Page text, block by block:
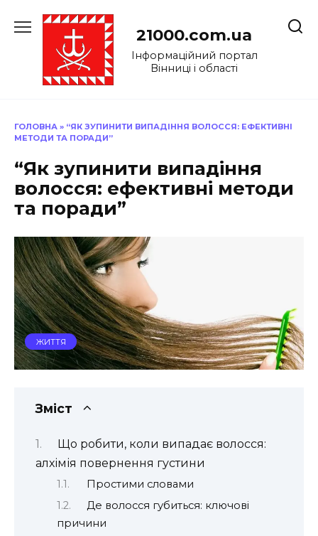
до
21000.com.ua
Інформаційний портал
Вінниці і області
ГОЛОВНА » “ЯК ЗУПИНИТИ ВИПАДІННЯ ВОЛОССЯ: ЕФЕКТИВНІ
МЕТОДИ ТА ПОРАДИ”
“Як зупинити випадіння
волосся: ефективні методи
та поради”
ЖИТТЯ
Зміст
Що робити, коли випадає волосся:
алхімія повернення густини
Простими словами
Де волосся губиться: ключові
причини